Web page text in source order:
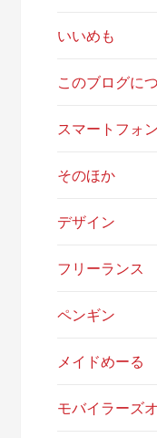
いいめも
このブログに
スマートフォ
そのほか
デザイン
フリーランス
ペンギン
メイドめーる
モバイラーズ